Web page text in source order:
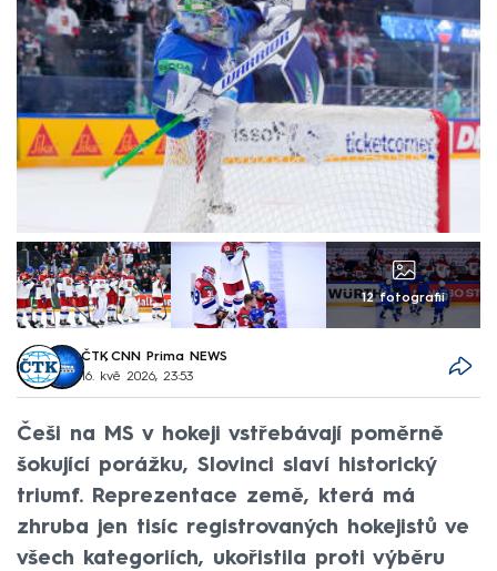
12 fotografií
ČTK, CNN Prima NEWS
16. kvě 2026, 23:53
Češi na MS v hokeji vstřebávají poměrně
šokující porážku, Slovinci slaví historický
triumf. Reprezentace země, která má
zhruba jen tisíc registrovaných hokejistů ve
všech kategoriích, ukořistila proti výběru